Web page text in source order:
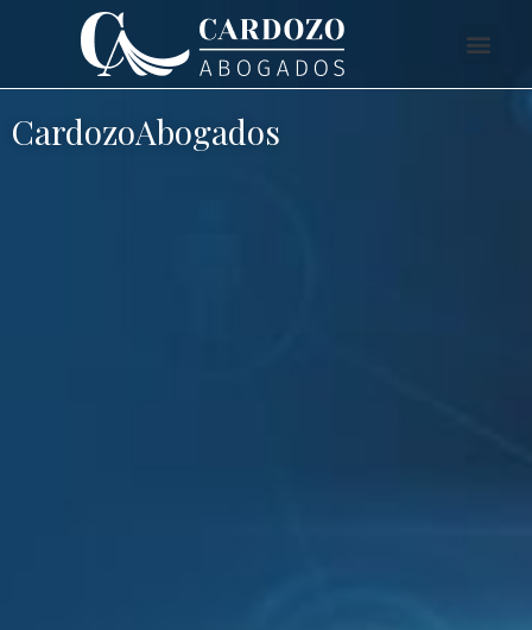
CardozoAbogados